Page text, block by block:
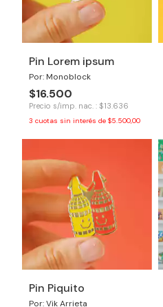
Pin Lorem ipsum
Por: Monoblock
$16.500
Precio s/imp. nac. : $13.636
3 cuotas sin interés de $5.500,00
Pin Piquito
Por: Vik Arrieta